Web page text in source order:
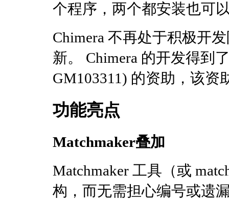
个程序，两个都安装也可
Chimera 不再处于积极开
新。 Chimera 的开发得到
GM103311) 的资助，该资
功能亮点
Matchmaker叠加
Matchmaker 工具（或
构，而无需担心编号或遗